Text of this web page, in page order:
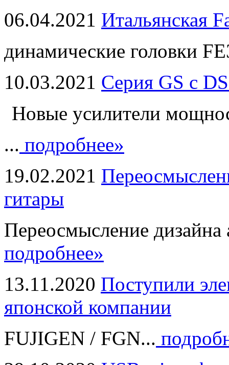
06.04.2021 Итальянская
динамические головки
10.03.2021 Серия GS с
Новые усилители
... подробнее»
19.02.2021
гитары
Переосмысление дизайна
подробнее»
13.11.2020 Поступили
японской компании
FUJIGEN / FGN...